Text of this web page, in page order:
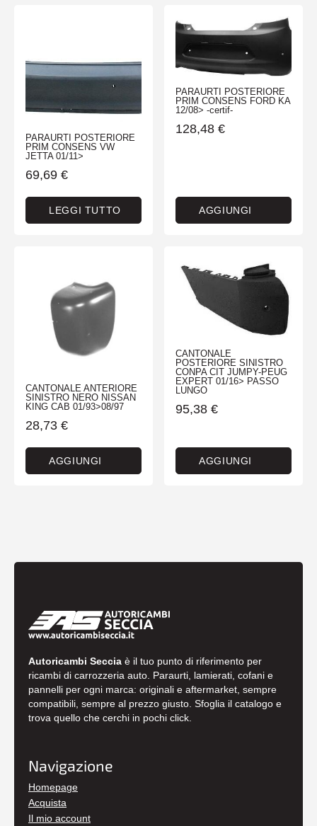
PARAURTI POSTERIORE
PRIM CONSENS VW
JETTA 01/11>
69,69 €
LEGGI TUTTO
PARAURTI POSTERIORE
PRIM CONSENS FORD KA
12/08> -certif-
128,48 €
AGGIUNGI
CANTONALE ANTERIORE
SINISTRO NERO NISSAN
KING CAB 01/93>08/97
28,73 €
AGGIUNGI
CANTONALE
POSTERIORE SINISTRO
CONPA CIT JUMPY-PEUG
EXPERT 01/16> PASSO
LUNGO
95,38 €
AGGIUNGI
Autoricambi Seccia è il tuo punto di riferimento per
ricambi di carrozzeria auto. Paraurti, lamierati, cofani e
pannelli per ogni marca: originali e aftermarket, sempre
compatibili, sempre al prezzo giusto. Sfoglia il catalogo e
trova quello che cerchi in pochi click.
Navigazione
Homepage
Acquista
Il mio account